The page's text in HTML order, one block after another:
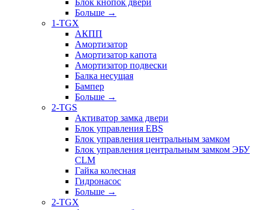
Блок кнопок двери
Больше →
1-TGX
АКПП
Амортизатор
Амортизатор капота
Амортизатор подвески
Балка несущая
Бампер
Больше →
2-TGS
Активатор замка двери
Блок управления EBS
Блок управления центральным замком
Блок управления центральным замком ЭБУ
CLM
Гайка колесная
Гидронасос
Больше →
2-TGX